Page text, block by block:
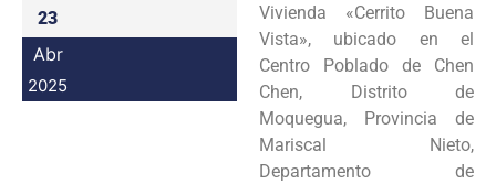
23
Abr
2025
Vivienda «Cerrito Buena
Vista», ubicado en el
Centro Poblado de Chen
Chen, Distrito de
Moquegua, Provincia de
Mariscal Nieto,
Departamento de